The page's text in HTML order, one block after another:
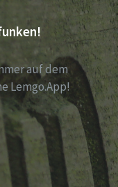
auf dem
Lemgo.App!